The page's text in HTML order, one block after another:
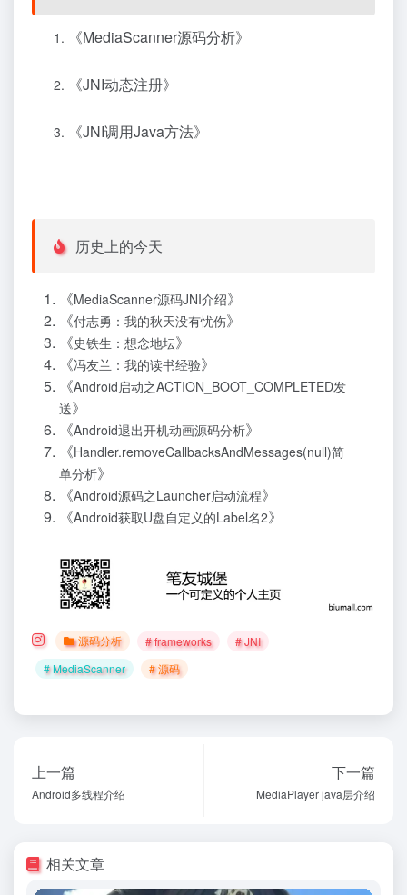
《MediaScanner源码分析》
《JNI动态注册》
《JNI调用Java方法》
历史上的今天
《MediaScanner源码JNI介绍》
《付志勇：我的秋天没有忧伤》
《史铁生：想念地坛》
《冯友兰：我的读书经验》
《Android启动之ACTION_BOOT_COMPLETED发
送》
《Android退出开机动画源码分析》
《Handler.removeCallbacksAndMessages(null)简
单分析》
《Android源码之Launcher启动流程》
《Android获取U盘自定义的Label名2》
源码分析 # frameworks
# JNI
# MediaScanner
# 源码
上一篇
Android多线程介绍
下一篇
MediaPlayer java层介绍
相关文章